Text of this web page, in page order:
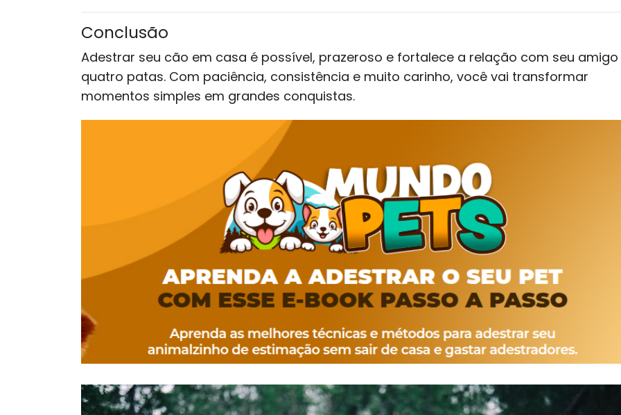
Conclusão
Adestrar seu cão em casa é possível, prazeroso e fortalece a relação com seu
quatro patas. Com paciência, consistência e muito carinho, você vai transformar
momentos simples em grandes conquistas.